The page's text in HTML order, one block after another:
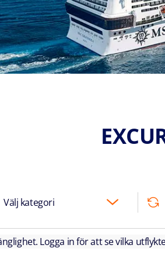
Välj kategori
Logga in för att se vilka